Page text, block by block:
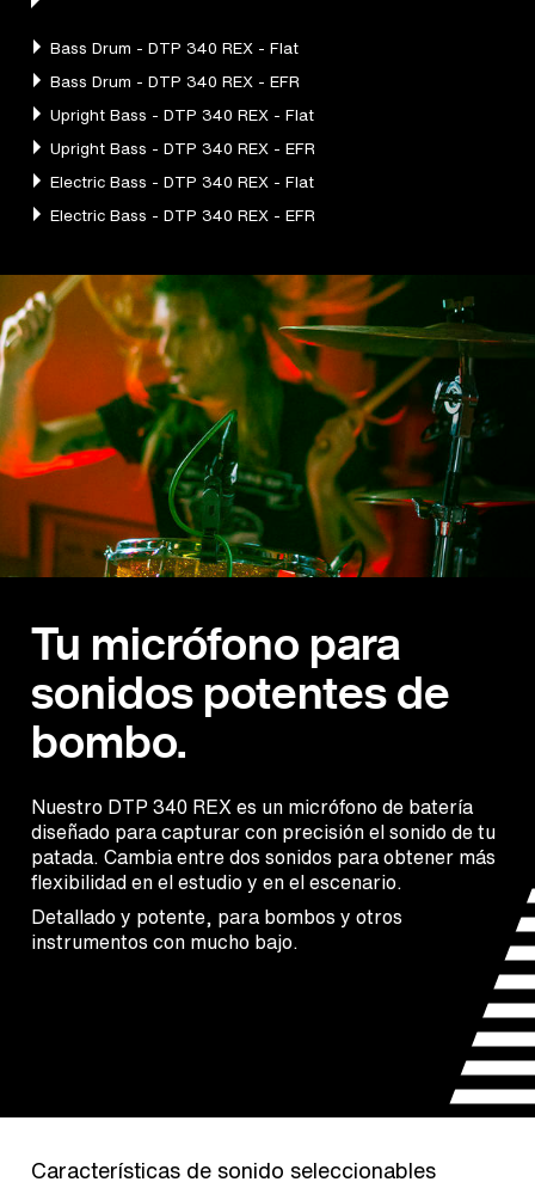
Tu micrófono para
sonidos potentes de
bombo.
Nuestro DTP 340 REX es un micrófono de batería
diseñado para capturar con precisión el sonido de tu
patada. Cambia entre dos sonidos para obtener más
flexibilidad en el estudio y en el escenario.
Detallado y potente, para bombos y otros
instrumentos con mucho bajo.
Características de sonido seleccionables